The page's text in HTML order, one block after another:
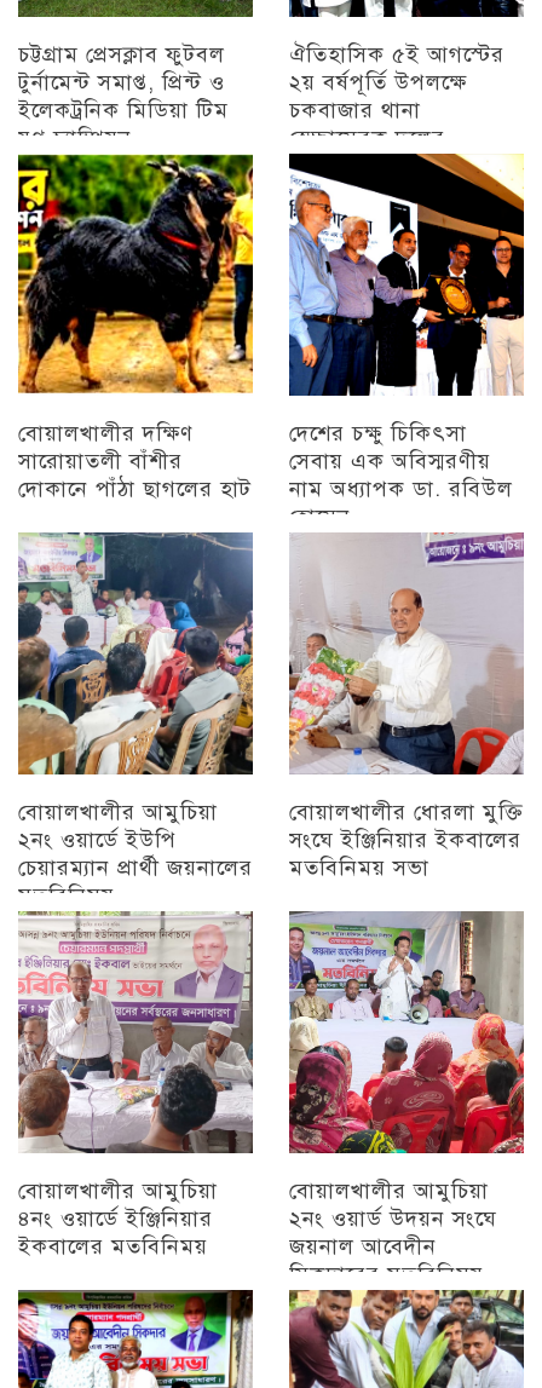
চট্টগ্রাম প্রেসক্লাব ফুটবল
টুর্নামেন্ট সমাপ্ত, প্রিন্ট ও
ইলেকট্রনিক মিডিয়া টিম
যুগ্ন চ্যাম্পিয়ন
চট্টগ্রাম
ঐতিহাসিক ৫ই আগস্টের
২য় বর্ষপূর্তি উপলক্ষে
চকবাজার থানা
স্বেচ্ছাসেবক দলের
প্রামাণ্যচিত্র প্রদর্শন ও
বিজয় মিছিল
চট্টগ্রাম
বোয়ালখালীর দক্ষিণ
সারোয়াতলী বাঁশীর
দোকানে পাঁঠা ছাগলের হাট
দেশের চক্ষু চিকিৎসা
সেবায় এক অবিস্মরণীয়
নাম অধ্যাপক ডা. রবিউল
হোসেন
বোয়ালখালীর আমুচিয়া
২নং ওয়ার্ডে ইউপি
চেয়ারম্যান প্রার্থী জয়নালের
মতবিনিময়
চট্টগ্রাম
বোয়ালখালীর ধোরলা মুক্তি
সংঘে ইঞ্জিনিয়ার ইকবালের
মতবিনিময় সভা
বোয়ালখালীর আমুচিয়া
৪নং ওয়ার্ডে ইঞ্জিনিয়ার
ইকবালের মতবিনিময়
বোয়ালখালীর আমুচিয়া
২নং ওয়ার্ড উদয়ন সংঘে
জয়নাল আবেদীন
সিকদারের মতবিনিময়
অন্যান্য